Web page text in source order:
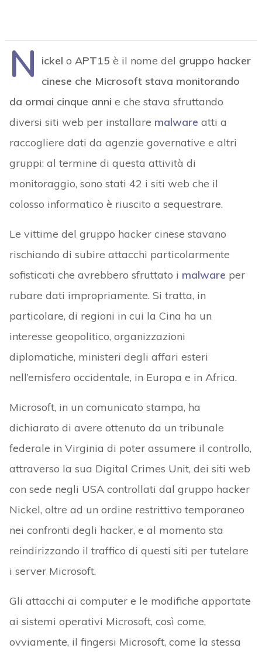
N ickel o APT15 è il nome del gruppo hacker
cinese che Microsoft stava monitorando
da ormai cinque anni e che stava sfruttando
diversi siti web per installare malware atti a
raccogliere dati da agenzie governative e altri
gruppi: al termine di questa attività di
monitoraggio, sono stati 42 i siti web che il
colosso informatico è riuscito a sequestrare.
Le vittime del gruppo hacker cinese stavano
rischiando di subire attacchi particolarmente
sofisticati che avrebbero sfruttato i malware per
rubare dati impropriamente. Si tratta, in
particolare, di regioni in cui la Cina ha un
interesse geopolitico, organizzazioni
diplomatiche, ministeri degli affari esteri
nell’emisfero occidentale, in Europa e in Africa.
Microsoft, in un comunicato stampa, ha
dichiarato di avere ottenuto da un tribunale
federale in Virginia di poter assumere il controllo,
attraverso la sua Digital Crimes Unit, dei siti web
con sede negli USA controllati dal gruppo hacker
Nickel, oltre ad un ordine restrittivo temporaneo
nei confronti degli hacker, e al momento sta
reindirizzando il traffico di questi siti per tutelare
i server Microsoft.
Gli attacchi ai computer e le modifiche apportate
ai sistemi operativi Microsoft, così come,
ovviamente, il fingersi Microsoft, come la stessa